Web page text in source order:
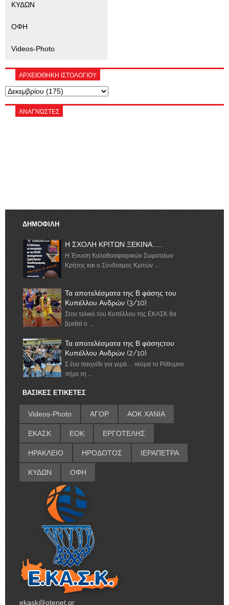
ΚΥΔΩΝ
ΟΦΗ
Videos-Photo
ΑΡΧΕΙΟΘΗΚΗ ΙΣΤΟΛΟΓΙΟΥ
ΑΝΑΓΝΏΣΤΕΣ
ΔΗΜΟΦΙΛΗ
Η ΣΧΟΛΗ ΚΡΙΤΩΝ ΞΕΚΙΝΑ.......
Η Ένωση Καλαθοσφαιρικών Σωματείων
Κρήτης και ο Σύνδεσμος Κριτών ...
Τα αποτελέσματα της Β φάσης του
Κυπέλλου Ανδρών (3/10)
Στον τελικό του Κυπέλλου της ΕΚΑΣΚ θα
βρεθεί ο ...
Τα αποτελέσματα της Β φάσηςτου
Κυπέλλου Ανδρών (2/10)
Σ ένα παιχνίδι για γερά… νεύρα το Ρέθυμνο
πήρε τη ...
ΒΑΣΙΚΕΣ ΕΤΙΚΕΤΕΣ
Videos-Photo ΑΓΟΡ ΑΟΚ ΧΑΝΙΑ
ΕΚΑΣΚ ΕΟΚ ΕΡΓΟΤΕΛΗΣ
ΗΡΑΚΛΕΙΟ ΗΡΟΔΟΤΟΣ ΙΕΡΑΠΕΤΡΑ
ΚΥΔΩΝ ΟΦΗ
ekask@otenet.gr